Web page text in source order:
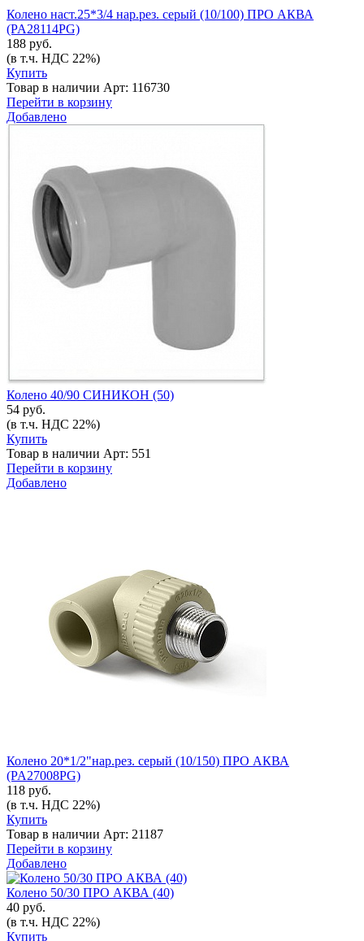
Колено наст.25*3/4 нар.рез. серый (10/100) ПРО АКВА
(PA28114PG)
188 руб.
(в т.ч. НДС 22%)
Купить
Товар в наличии Арт: 116730
Перейти в корзину
Добавлено
Колено 40/90 СИНИКОН (50)
54 руб.
(в т.ч. НДС 22%)
Купить
Товар в наличии Арт: 551
Перейти в корзину
Добавлено
Колено 20*1/2"нар.рез. серый (10/150) ПРО АКВА
(PA27008PG)
118 руб.
(в т.ч. НДС 22%)
Купить
Товар в наличии Арт: 21187
Перейти в корзину
Добавлено
Колено 50/30 ПРО АКВА (40)
40 руб.
(в т.ч. НДС 22%)
Купить